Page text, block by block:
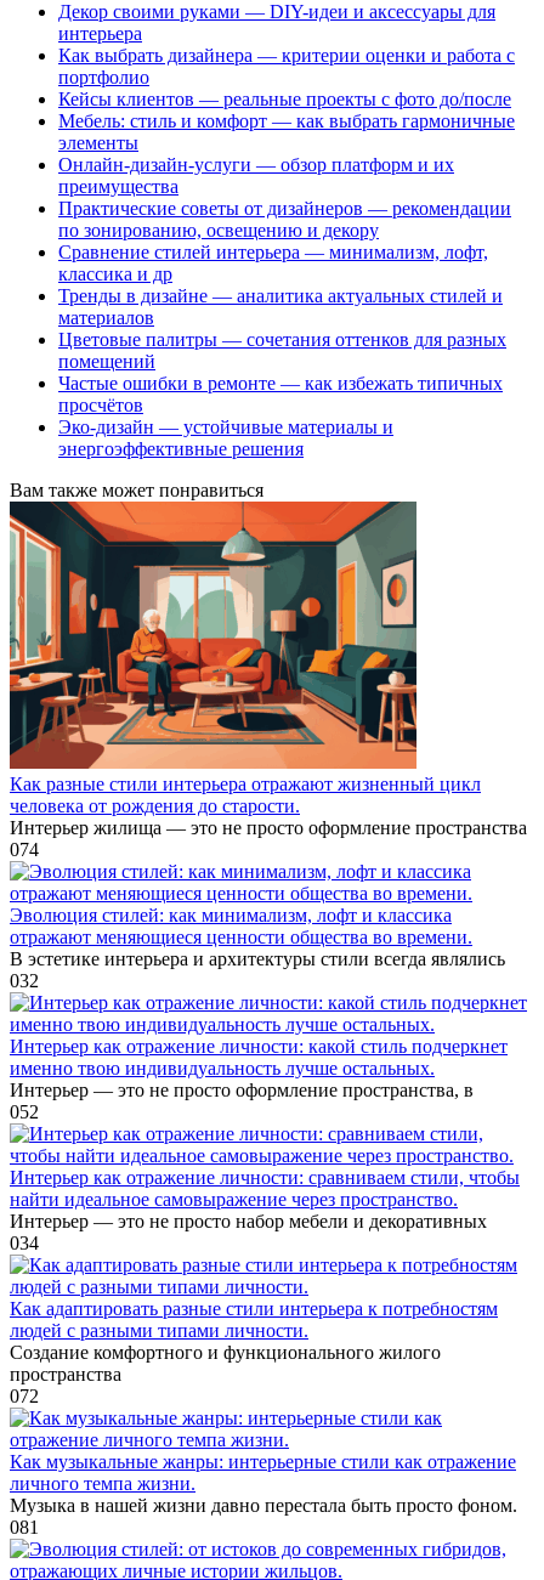
Декор своими руками — DIY-идеи и аксессуары для
интерьера
Как выбрать дизайнера — критерии оценки и работа с
портфолио
Кейсы клиентов — реальные проекты с фото до/после
Мебель: стиль и комфорт — как выбрать гармоничные
элементы
Онлайн-дизайн-услуги — обзор платформ и их
преимущества
Практические советы от дизайнеров — рекомендации
по зонированию, освещению и декору
Сравнение стилей интерьера — минимализм, лофт,
классика и др
Тренды в дизайне — аналитика актуальных стилей и
материалов
Цветовые палитры — сочетания оттенков для разных
помещений
Частые ошибки в ремонте — как избежать типичных
просчётов
Эко-дизайн — устойчивые материалы и
энергоэффективные решения
Вам также может понравиться
Как разные стили интерьера отражают жизненный цикл
человека от рождения до старости.
Интерьер жилища — это не просто оформление пространства
074
Эволюция стилей: как минимализм, лофт и классика
отражают меняющиеся ценности общества во времени.
В эстетике интерьера и архитектуры стили всегда являлись
032
Интерьер как отражение личности: какой стиль подчеркнет
именно твою индивидуальность лучше остальных.
Интерьер — это не просто оформление пространства, в
052
Интерьер как отражение личности: сравниваем стили, чтобы
найти идеальное самовыражение через пространство.
Интерьер — это не просто набор мебели и декоративных
034
Как адаптировать разные стили интерьера к потребностям
людей с разными типами личности.
Создание комфортного и функционального жилого
пространства
072
Как музыкальные жанры: интерьерные стили как отражение
личного темпа жизни.
Музыка в нашей жизни давно перестала быть просто фоном.
081